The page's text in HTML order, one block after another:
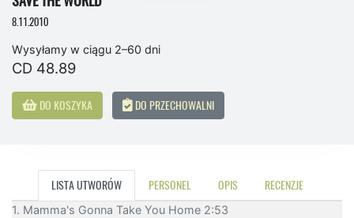
8.11.2010
Wysyłamy w ciągu 2–60 dni
CD 48.89
DO KOSZYKA DO PRZECHOWALNI
LISTA UTWORÓW PERSONEL OPIS RECENZJE
1. Mamma's Gonna Take You Home 2:53